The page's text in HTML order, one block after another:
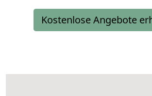
Kostenlose Angebote